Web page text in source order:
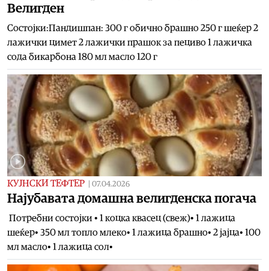
Велигден
Состојки:Пандишпан: 300 г обично брашно 250 г шеќер 2
лажички цимет 2 лажички прашок за пециво 1 лажичка
сода бикарбона 180 мл масло 120 г
КУЈНСКИ ТЕФТЕР 07.04.2026
Најубавата домашна велигденска погача
Потребни состојки • 1 коцка квасец (свеж)• 1 лажица
шеќер• 350 мл топло млеко• 1 лажица брашно• 2 јајца• 100
мл масло• 1 лажица сол•